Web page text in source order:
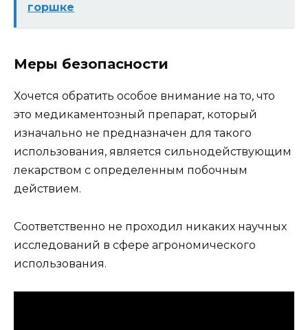
горшке
Меры безопасности
Хочется обратить особое внимание на то, что
это медикаментозный препарат, который
изначально не предназначен для такого
использования, является сильнодействующим
лекарством с определенным побочным
действием.
Соответственно не проходил никаких научных
исследований в сфере агрономического
использования.